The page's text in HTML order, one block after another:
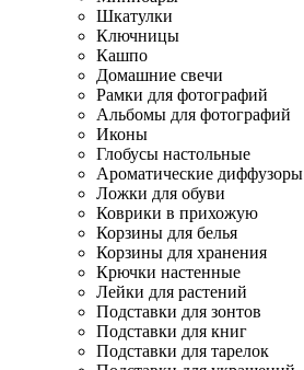
Шкатулки
Ключницы
Кашпо
Домашние свечи
Рамки для фотографий
Альбомы для фотографий
Иконы
Глобусы настольные
Ароматические диффузоры
Ложки для обуви
Коврики в прихожую
Корзины для белья
Корзины для хранения
Крючки настенные
Лейки для растений
Подставки для зонтов
Подставки для книг
Подставки для тарелок